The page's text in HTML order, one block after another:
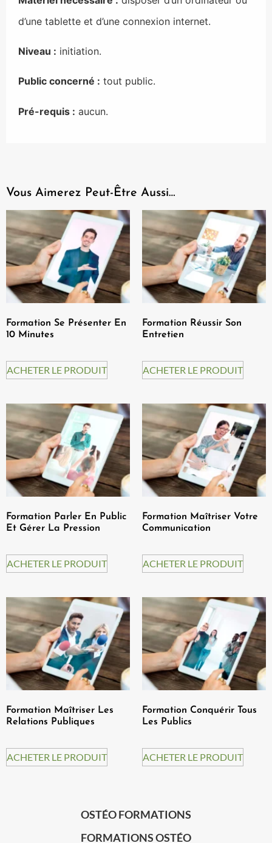
d’une tablette et d’une connexion internet.
Niveau : initiation.
Public concerné : tout public.
Pré-requis : aucun.
Vous Aimerez Peut-Être Aussi…
Formation Se Présenter En
10 Minutes
ACHETER LE PRODUIT
Formation Réussir Son
Entretien
ACHETER LE PRODUIT
Formation Parler En Public
Et Gérer La Pression
ACHETER LE PRODUIT
Formation Maîtriser Votre
Communication
ACHETER LE PRODUIT
Formation Maîtriser Les
Relations Publiques
ACHETER LE PRODUIT
Formation Conquérir Tous
Les Publics
ACHETER LE PRODUIT
OSTÉO FORMATIONS
FORMATIONS OSTÉO